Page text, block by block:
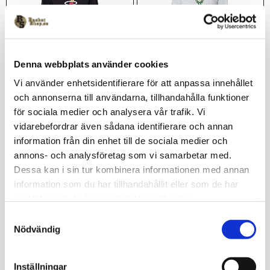
Denna webbplats använder cookies
Vi använder enhetsidentifierare för att anpassa innehållet
och annonserna till användarna, tillhandahålla funktioner
för sociala medier och analysera vår trafik. Vi
vidarebefordrar även sådana identifierare och annan
information från din enhet till de sociala medier och
annons- och analysföretag som vi samarbetar med.
Dessa kan i sin tur kombinera informationen med annan
information som du har tillhandahållit eller som de har
Nödvändig
Inställningar
Miami Heat Hoody Svart
1 099kr
Milwaukee Bucks Hoody
2024 Grå
1 099kr
Lägg till i favoriter